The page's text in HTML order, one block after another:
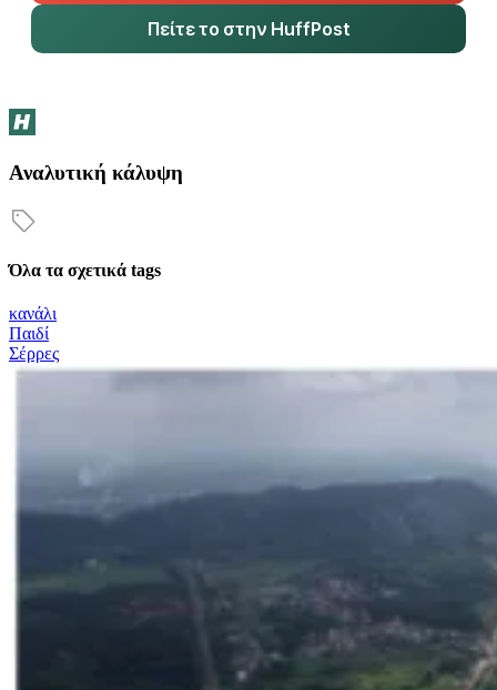
Πείτε το στην HuffPost
Αναλυτική κάλυψη
Όλα τα σχετικά tags
κανάλι
Παιδί
Σέρρες